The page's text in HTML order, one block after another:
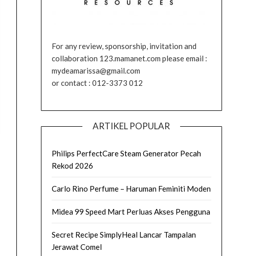
For any review, sponsorship, invitation and
collaboration 123.mamanet.com please email :
mydeamarissa@gmail.com
or contact : 012-3373 012
ARTIKEL POPULAR
Philips PerfectCare Steam Generator Pecah
Rekod 2026
Carlo Rino Perfume – Haruman Feminiti Moden
Midea 99 Speed Mart Perluas Akses Pengguna
Secret Recipe SimplyHeal Lancar Tampalan
Jerawat Comel